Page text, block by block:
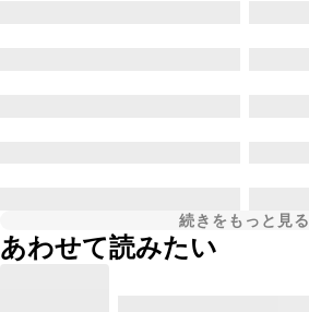
続きをもっと見る
あわせて読みたい